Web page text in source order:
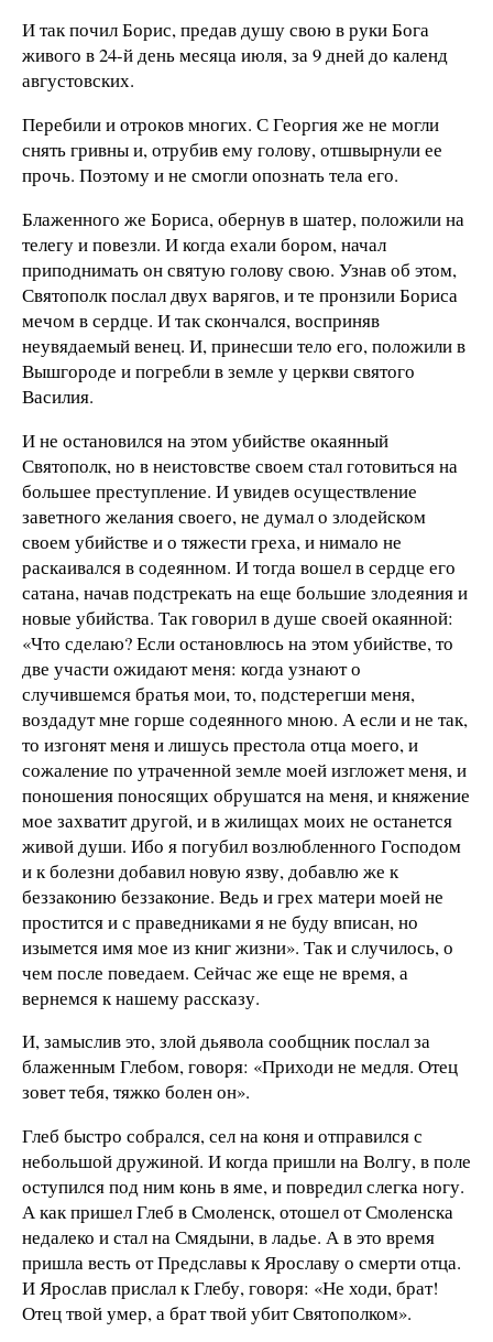
И так почил Борис, предав душу свою в руки Бога
живого в 24-й день месяца июля, за 9 дней до календ
августовских.
Перебили и отроков многих. С Георгия же не могли
снять гривны и, отрубив ему голову, отшвырнули ее
прочь. Поэтому и не смогли опознать тела его.
Блаженного же Бориса, обернув в шатер, положили на
телегу и повезли. И когда ехали бором, начал
приподнимать он святую голову свою. Узнав об этом,
Святополк послал двух варягов, и те пронзили Бориса
мечом в сердце. И так скончался, восприняв
неувядаемый венец. И, принесши тело его, положили в
Вышгороде и погребли в земле у церкви святого
Василия.
И не остановился на этом убийстве окаянный
Святополк, но в неистовстве своем стал готовиться на
большее преступление. И увидев осуществление
заветного желания своего, не думал о злодейском
своем убийстве и о тяжести греха, и нимало не
раскаивался в содеянном. И тогда вошел в сердце его
сатана, начав подстрекать на еще большие злодеяния и
новые убийства. Так говорил в душе своей окаянной:
«Что сделаю? Если остановлюсь на этом убийстве, то
две участи ожидают меня: когда узнают о
случившемся братья мои, то, подстерегши меня,
воздадут мне горше содеянного мною. А если и не так,
то изгонят меня и лишусь престола отца моего, и
сожаление по утраченной земле моей изгложет меня, и
поношения поносящих обрушатся на меня, и княжение
мое захватит другой, и в жилищах моих не останется
живой души. Ибо я погубил возлюбленного Господом
и к болезни добавил новую язву, добавлю же к
беззаконию беззаконие. Ведь и грех матери моей не
простится и с праведниками я не буду вписан, но
изымется имя мое из книг жизни». Так и случилось, о
чем после поведаем. Сейчас же еще не время, а
вернемся к нашему рассказу.
И, замыслив это, злой дьявола сообщник послал за
блаженным Глебом, говоря: «Приходи не медля. Отец
зовет тебя, тяжко болен он».
Глеб быстро собрался, сел на коня и отправился с
небольшой дружиной. И когда пришли на Волгу, в поле
оступился под ним конь в яме, и повредил слегка ногу.
А как пришел Глеб в Смоленск, отошел от Смоленска
недалеко и стал на Смядыни, в ладье. А в это время
пришла весть от Предславы к Ярославу о смерти отца.
И Ярослав прислал к Глебу, говоря: «Не ходи, брат!
Отец твой умер, а брат твой убит Святополком».